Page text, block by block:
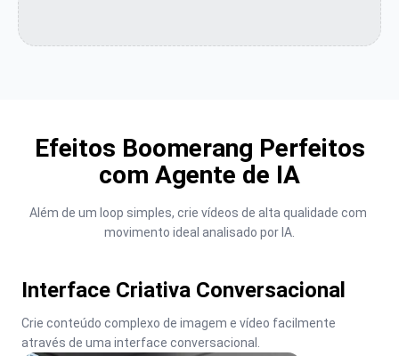
Efeitos Boomerang Perfeitos
com Agente de IA
Além de um loop simples, crie vídeos de alta qualidade com
movimento ideal analisado por IA.
Interface Criativa Conversacional
Crie conteúdo complexo de imagem e vídeo facilmente
através de uma interface conversacional.